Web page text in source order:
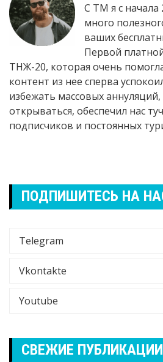
С ТМ я с начала
много
ваших
Первой
ТНЖ-20, которая очень
контент из нее сперва
избежать массовых аннуляций,
открываться, обеспечил нас
подписчиков и постоянных
ПОДПИШИТЕСЬ НА
Telegram
Vkontakte
Youtube
СВЕЖИЕ ПУБЛИКАЦИИ